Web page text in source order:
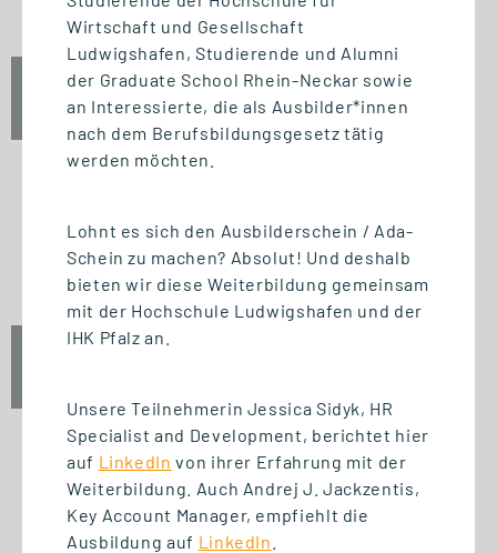
Fr., 25. September 2026
12:30 Uhr
START STUDIENGANG
Unternehmensführung (MBA)
START STUDIENGANG
Business Innovation
Wirtschaft und Gesellschaft
Ludwigshafen, Studierende und Alumni
der Graduate School Rhein-Neckar sowie
an Interessierte, die als Ausbilder*innen
nach dem Berufsbildungsgesetz tätig
werden möchten.
Lohnt es sich den Ausbilderschein / Ada-
Schein zu machen? Absolut! Und deshalb
bieten wir diese Weiterbildung gemeinsam
mit der Hochschule Ludwigshafen und der
IHK Pfalz an.
Unsere Teilnehmerin Jessica Sidyk, HR
Specialist and Development, berichtet hier
auf LinkedIn von ihrer Erfahrung mit der
Weiterbildung. Auch Andrej J. Jackzentis,
Key Account Manager, empfiehlt die
Ausbildung auf LinkedIn